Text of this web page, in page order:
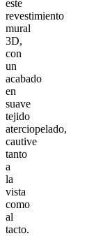
este
revestimiento
mural
3D,
con
un
acabado
en
suave
tejido
aterciopelado,
cautive
tanto
a
la
vista
como
al
tacto.